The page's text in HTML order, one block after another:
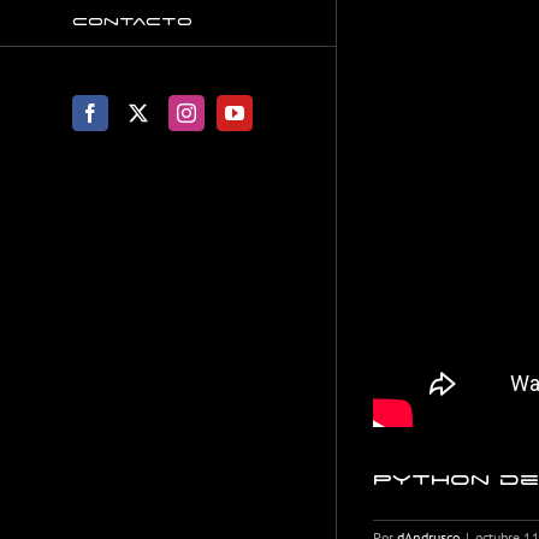
Contacto
Facebook
X InstagramYouTube
Python